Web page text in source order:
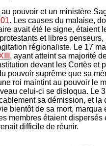
pouvoir et un ministère
. Les causes du malaise,
avait été le signe, étaient
et libres
régionaliste. Le 17
, ayant atteint sa majorité
devant les Cortès et
pouvoir suprême que sa
roi maintint au pouvoir le
celui-ci se disloqua. Le
sa démission, et la
bientôt de sa mort, marqua
membres étaient dispersés
difficile de réunir.